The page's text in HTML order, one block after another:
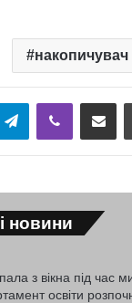
накопичувач
TelegramViber
новини
з вікна під час
освіти